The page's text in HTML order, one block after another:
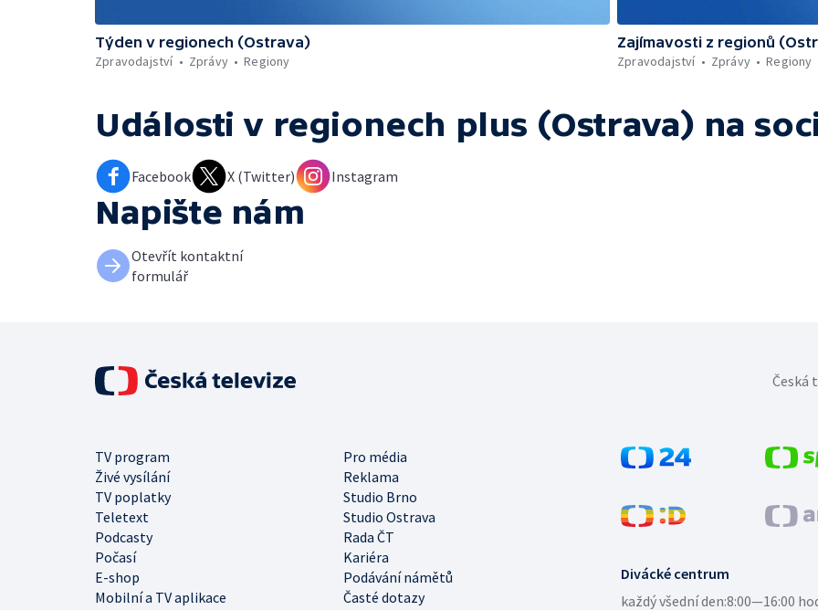
Týden v regionech (Ostrava)
Zpravodajství
Zprávy Regiony
Zajímavosti z regionů
Zpravodajství
Zprávy Regiony
Události v regionech plus (Ostrava) na
Facebook X (Twitter) Instagram
Napište nám
Otevřít kontaktní
formulář
Divácké centrum
každý všední den:8:00—16:00
TV program
Pro média
Živé vysílání
Reklama
TV poplatky
Studio Brno
Teletext
Studio Ostrava
Podcasty
Rada ČT
Počasí
Kariéra
E-shop
Podávání námětů
Mobilní a TV aplikace
Časté dotazy
Česká